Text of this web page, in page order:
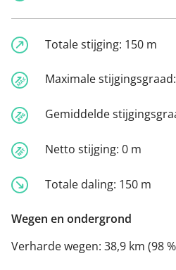
Totale stijging: 150 m
Maximale stijgingsgraad:
Gemiddelde
Netto stijging: 0 m
Totale daling: 150 m
Wegen en ondergrond
Verharde wegen: 38,9 km (98